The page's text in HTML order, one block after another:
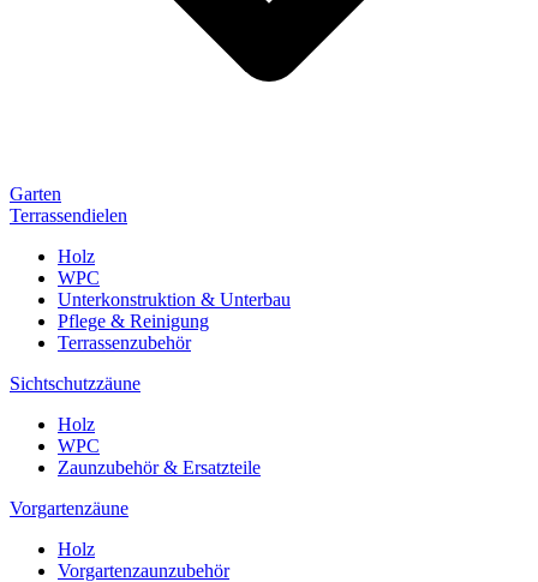
Garten
Terrassendielen
Holz
WPC
Unterkonstruktion & Unterbau
Pflege & Reinigung
Terrassenzubehör
Sichtschutzzäune
Holz
WPC
Zaunzubehör & Ersatzteile
Vorgartenzäune
Holz
Vorgartenzaunzubehör